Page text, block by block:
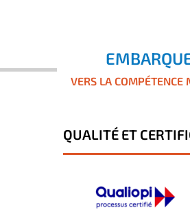
VERS LA COMPÉTENCE
QUALITÉ ET